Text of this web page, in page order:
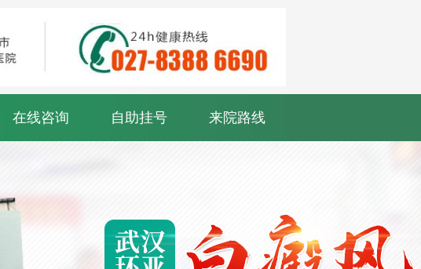
在线咨询 自助挂号 来院路线